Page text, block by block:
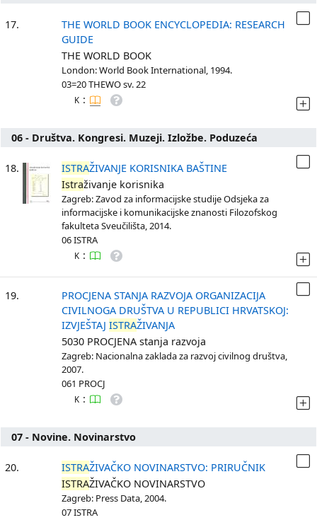
17.
THE WORLD BOOK ENCYCLOPEDIA: RESEARCH
GUIDE
THE WORLD BOOK
London: World Book International, 1994.
03=20 THEWO sv. 22
K :
06 - Društva. Kongresi. Muzeji. Izložbe. Poduzeća
18. ISTRAŽIVANJE KORISNIKA BAŠTINE
Istraživanje korisnika
Zagreb: Zavod za informacijske studije Odsjeka za
informacijske i komunikacijske znanosti Filozofskog
fakulteta Sveučilišta, 2014.
06 ISTRA
K :
19.
PROCJENA STANJA RAZVOJA ORGANIZACIJA
CIVILNOGA DRUŠTVA U REPUBLICI HRVATSKOJ:
IZVJEŠTAJ ISTRAŽIVANJA
5030 PROCJENA stanja razvoja
Zagreb: Nacionalna zaklada za razvoj civilnog društva,
2007.
061 PROCJ
K :
07 - Novine. Novinarstvo
20. ISTRAŽIVAČKO NOVINARSTVO: PRIRUČNIK
ISTRAŽIVAČKO NOVINARSTVO
Zagreb: Press Data, 2004.
07 ISTRA